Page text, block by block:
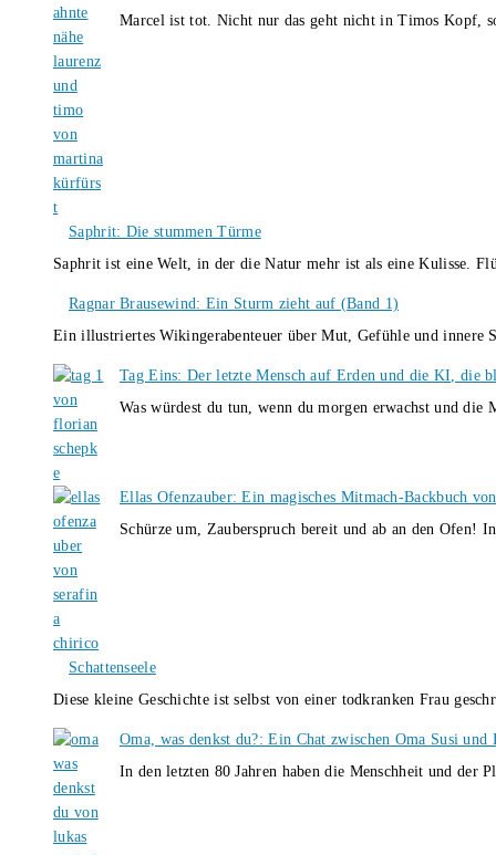
Marcel ist tot. Nicht nur das geht nicht in Timos Kopf,
Saphrit: Die stummen Türme
Saphrit ist eine Welt, in der die Natur mehr ist als eine Kulisse.
Ragnar Brausewind: Ein Sturm zieht auf (Band 1)
Ein illustriertes Wikingerabenteuer über Mut, Gefühle und
Tag Eins: Der letzte Mensch auf Erden und die KI, die
Was würdest du tun, wenn du morgen erwachst und
Ellas Ofenzauber: Ein magisches Mitmach-Backbuch
Schürze um, Zauberspruch bereit und ab an den Ofen!
Schattenseele
Diese kleine Geschichte ist selbst von einer todkranken Frau
Oma, was denkst du?: Ein Chat zwischen Oma Susi
In den letzten 80 Jahren haben die Menschheit und